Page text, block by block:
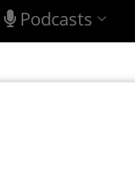
Podcasts